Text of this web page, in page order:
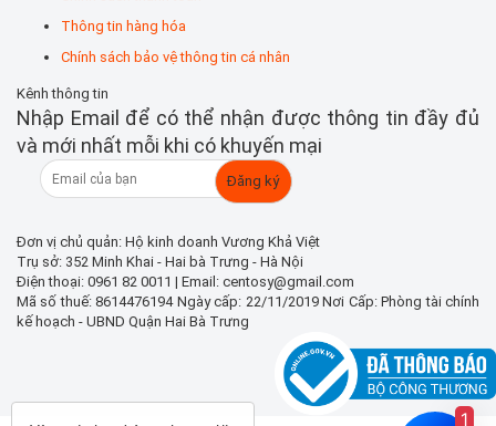
Thông tin hàng hóa
Chính sách bảo vệ thông tin cá nhân
Kênh thông tin
Nhập Email để có thể nhận được thông tin đầy đủ
và mới nhất mỗi khi có khuyến mại
Đơn vị chủ quản: Hộ kinh doanh Vương Khả Việt
Trụ sở: 352 Minh Khai - Hai bà Trưng - Hà Nội
Điện thoại: 0961 82 0011 | Email: centosy@gmail.com
Mã số thuế: 8614476194 Ngày cấp: 22/11/2019 Nơi Cấp: Phòng tài chính
kế hoạch - UBND Quận Hai Bà Trưng
1